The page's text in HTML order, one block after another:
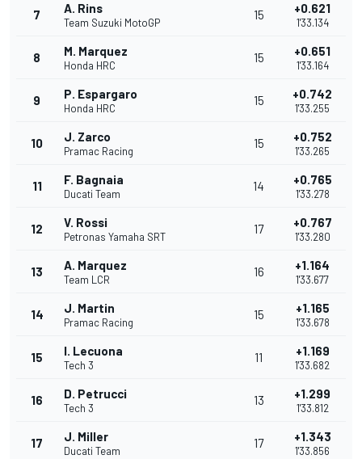
7 A. Rins
Team Suzuki MotoGP
15 +0.621
1'33.134
8 M. Marquez
Honda HRC
15 +0.651
1'33.164
9 P. Espargaro
Honda HRC
15 +0.742
1'33.255
10 J. Zarco
Pramac Racing
15 +0.752
1'33.265
11 F. Bagnaia
Ducati Team
14 +0.765
1'33.278
12 V. Rossi
Petronas Yamaha SRT
17 +0.767
1'33.280
13 A. Marquez
Team LCR
16 +1.164
1'33.677
14 J. Martin
Pramac Racing
15 +1.165
1'33.678
15 I. Lecuona
Tech 3
11 +1.169
1'33.682
16 D. Petrucci
Tech 3
13 +1.299
1'33.812
17 J. Miller
Ducati Team
17 +1.343
1'33.856